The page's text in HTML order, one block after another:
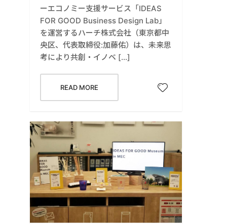
ーエコノミー支援サービス「IDEAS
FOR GOOD Business Design Lab」
を運営するハーチ株式会社（東京都中
央区、代表取締役:加藤佑）は、未来思
考により共創・イノベ […]
READ MORE